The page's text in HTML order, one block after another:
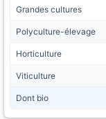
Grandes cultures
Polyculture-élevage
Horticulture
Viticulture
Dont bio